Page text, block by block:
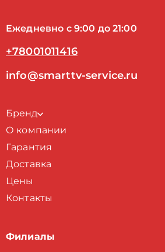
Ежедневно с 9:00 до 21:00
+78001011416
info@smarttv-service.ru
Бренд
О компании
Гарантия
Доставка
Цены
Контакты
Филиалы